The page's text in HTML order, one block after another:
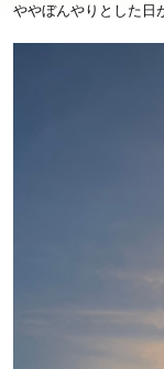
ややぼんやりとした日